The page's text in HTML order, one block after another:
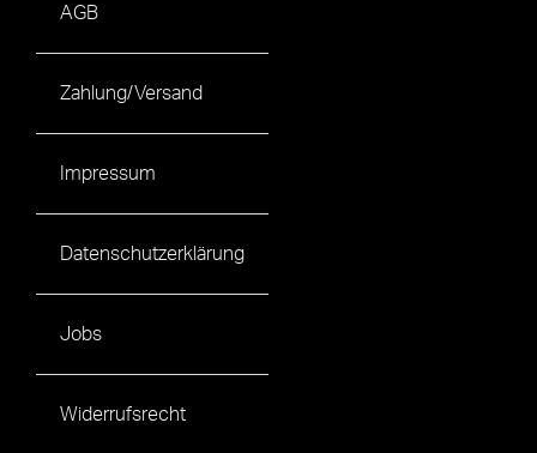
AGB
Zahlung/Versand
Impressum
Datenschutzerklärung
Jobs
Widerrufsrecht